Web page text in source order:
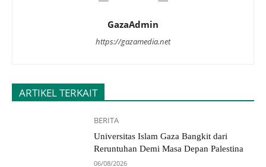
GazaAdmin
https://gazamedia.net
ARTIKEL TERKAIT
BERITA
Universitas Islam Gaza Bangkit dari
Reruntuhan Demi Masa Depan Palestina
06/08/2026